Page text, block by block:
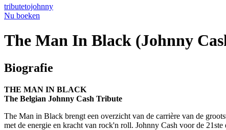
tributetojohnny
Nu boeken
The Man In Black (Johnny
Biografie
THE MAN IN BLACK
The Belgian Johnny Cash Tribute
The Man in Black brengt een overzicht van de carrière van de
met de energie en kracht van rock'n roll. Johnny Cash voor de 21ste